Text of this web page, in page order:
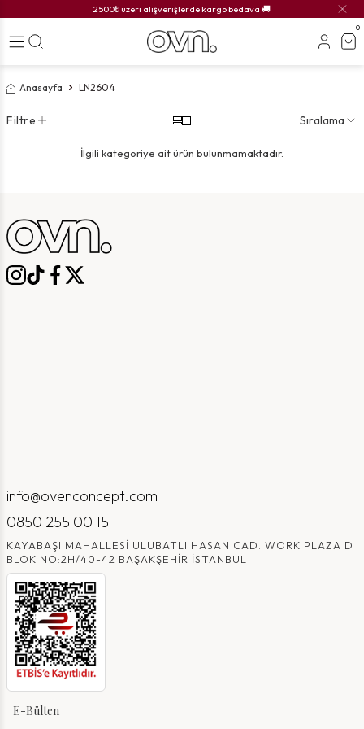
2500₺ üzeri alışverişlerde kargo bedava 🚚
0
Anasayfa LN2604
Filtre Sıralama
İlgili kategoriye ait ürün bulunmamaktadır.
info@ovenconcept.com
0850 255 00 15
KAYABAŞI MAHALLESI ULUBATLI HASAN CAD. WORK PLAZA D
BLOK NO:2H/40-42 BAŞAKŞEHIR İSTANBUL
E-Bülten